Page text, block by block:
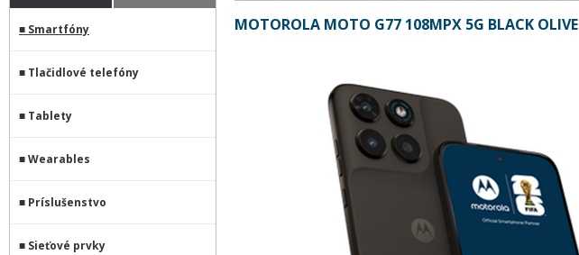
Smartfóny
Tlačidlové telefóny
Tablety
Wearables
Príslušenstvo
Sieťové prvky
MOTOROLA MOTO G77 108MPX 5G BLACK OLIVE